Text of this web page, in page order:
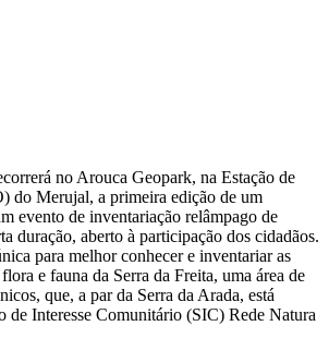
no Arouca Geopark, na Estação de
do Merujal, a primeira edição de um
evento de inventariação relâmpago de
duração, aberto à participação dos cidadãos.
para melhor conhecer e inventariar as
e fauna da Serra da Freita, uma área de
que, a par da Serra da Arada, está
de Interesse Comunitário (SIC) Rede Natura